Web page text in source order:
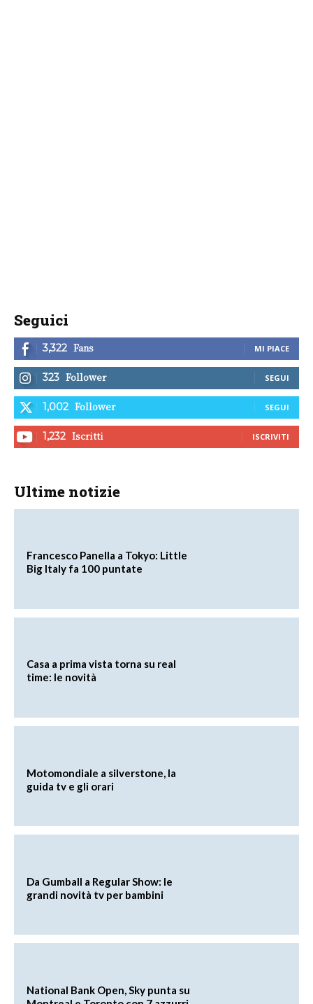
Seguici
3,322 Fans MI PIACE
323 Follower SEGUI
1,002 Follower SEGUI
1,232 Iscritti ISCRIVITI
Ultime notizie
Francesco Panella a Tokyo: Little
Big Italy fa 100 puntate
Casa a prima vista torna su real
time: le novità
Motomondiale a silverstone, la
guida tv e gli orari
Da Gumball a Regular Show: le
grandi novità tv per bambini
National Bank Open, Sky punta su